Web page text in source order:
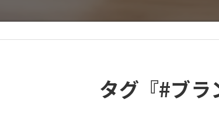
タグ『#ブラ